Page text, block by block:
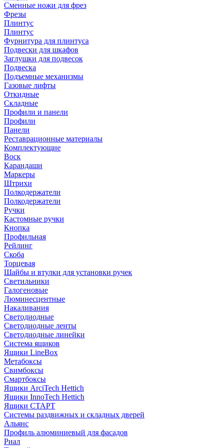
Сменные ножи для фрез
Фрезы
Плинтус
Плинтус
Фурнитура для плинтуса
Подвески для шкафов
Заглушки для подвесок
Подвеска
Подъемные механизмы
Газовые лифты
Откидные
Складные
Профили и панели
Профили
Панели
Реставрационные материалы
Комплектующие
Воск
Карандаши
Маркеры
Штрихи
Полкодержатели
Полкодержатели
Ручки
Кастомные ручки
Кнопка
Профильная
Рейлинг
Скоба
Торцевая
Шайбы и втулки для установки ручек
Светильники
Галогеновые
Люминесцентные
Накаливания
Светодиодные
Светодиодные ленты
Светодиодные линейки
Система ящиков
Ящики LineBox
Метабоксы
Свимбоксы
Смартбоксы
Ящики ArciTech Hettich
Ящики InnoTech Hettich
Ящики СТАРТ
Системы раздвижных и складных дверей
Альянс
Профиль алюминиевый для фасадов
Риал